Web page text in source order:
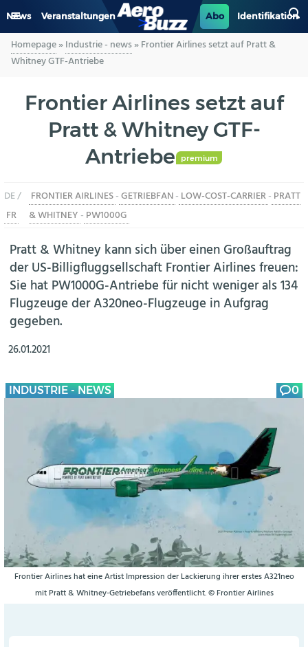
News Veranstaltungen Abo Identifikation
GENERAL AVIATION
LUFTVERKEHR
INDUSTRIE
BERUFE
AERO-KULTUR
Homepage»Industrie - news»Frontier Airlines setzt auf Pratt &
Whitney GTF-Antriebe
Frontier Airlines setzt auf
Pratt & Whitney GTF-
Antriebe
premium
DE /
FR
FRONTIER AIRLINES-GETRIEBFAN- LOW-COST-CARRIER- PRATT
& WHITNEY - PW1000G
Pratt & Whitney kann sich über einen Großauftrag
der US-Billigfluggsellschaft Frontier Airlines freuen:
Sie hat PW1000G-Antriebe für nicht weniger als 134
Flugzeuge der A320neo-Flugzeuge in Aufgrag
gegeben.
26.01.2021
INDUSTRIE - NEWS 0
Frontier Airlines hat eine Artist Impression der Lackierung ihrer erstes A321neo
mit Pratt & Whitney-Getriebefans veröffentlicht. © Frontier Airlines